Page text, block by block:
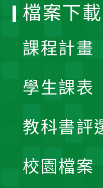
檔案下載
課程計畫
學生課表
教科書評
校園檔案